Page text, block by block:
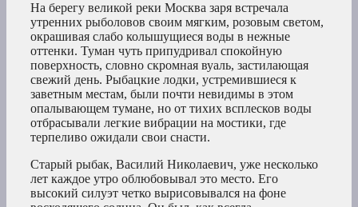
На берегу великой реки Москва заря встречала
утренних рыболовов своим мягким, розовым светом,
окрашивая слабо колышущиеся воды в нежные
оттенки. Туман чуть припудривал спокойную
поверхность, словно скромная вуаль, застилающая
свежий день. Рыбацкие лодки, устремившиеся к
заветным местам, были почти невидимы в этом
опалывающем тумане, но от тихих всплесков воды
отбрасывали легкие вибрации на мостики, где
терпеливо ожидали свои снасти.
Старый рыбак, Василий Николаевич, уже несколько
лет каждое утро облюбовывал это место. Его
высокий силуэт четко вырисовывался на фоне